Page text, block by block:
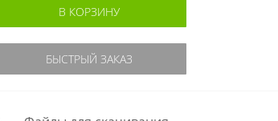
В КОРЗИНУ
БЫСТРЫЙ ЗАКАЗ